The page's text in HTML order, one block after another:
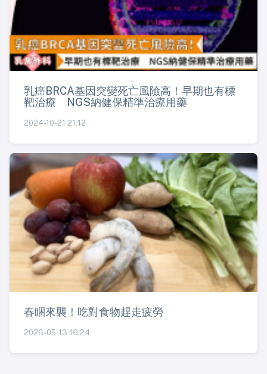
乳癌BRCA基因突變死亡風險高！早期也有標
靶治療 NGS納健保精準治療用藥
2024-10-21 21:12
春睏來襲！吃對食物趕走疲勞
2026-05-13 16:24